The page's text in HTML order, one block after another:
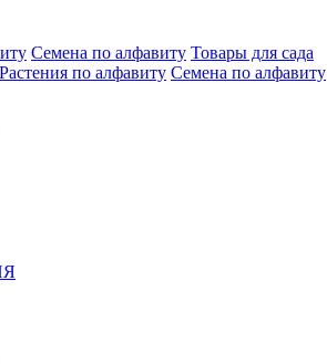
Семена по алфавиту Товары для сада
Растения по алфавиту Семена по алфавиту